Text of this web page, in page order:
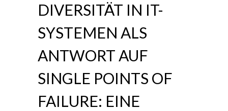
DIVERSITÄT IN IT-
SYSTEMEN ALS
ANTWORT AUF
SINGLE POINTS OF
FAILURE: EINE